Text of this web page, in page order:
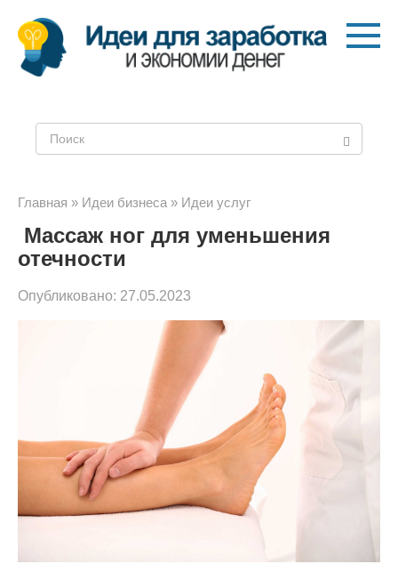
Перейти
контенту
Главная » Идеи бизнеса » Идеи услуг
Массаж ног для уменьшения
отечности
Опубликовано: 27.05.2023